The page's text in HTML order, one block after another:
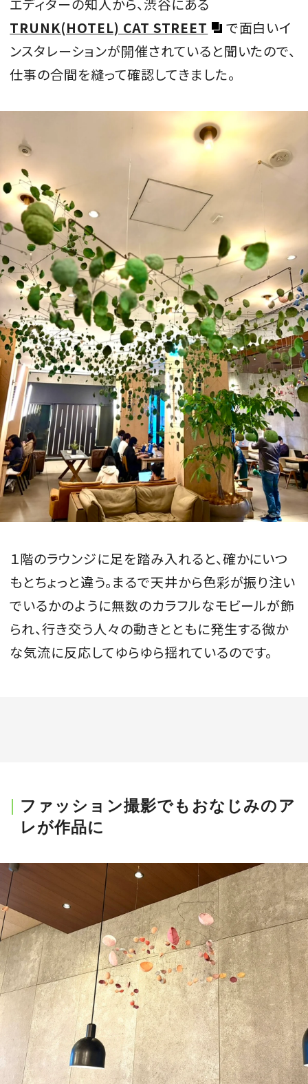
会員登録
Log in or Sign up
SPUR読者のためのメンバーシッププログラム
ログイン・新規会員登録
FOLLOW US
MAGAZINE
SPUR 2026 JULY
2026年9月号
2026-07-23発売
最新号を試し読み
エディターの知人から、渋谷にある
TRUNK(HOTEL) CAT STREET
で面白いイ
ンスタレーションが開催されていると聞いたので、
仕事の合間を縫って確認してきました。
１階のラウンジに足を踏み入れると、確かにいつ
もとちょっと違う。まるで天井から色彩が振り注い
でいるかのように無数のカラフルなモビールが飾
られ、行き交う人々の動きとともに発生する微か
な気流に反応してゆらゆら揺れているのです。
ファッション撮影でもおなじみのア
レが作品に